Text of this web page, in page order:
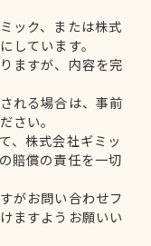
ック、または株式
しています。
ますが、内容を完
れる場合は、事前
さい。
、株式会社ギミッ
賠償の責任を一切
がお問い合わせフ
ますようお願いい